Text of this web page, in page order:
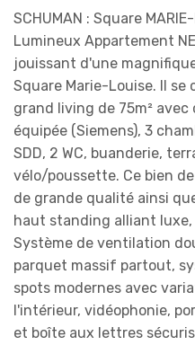
SCHUMAN : Square
Lumineux Appartement
jouissant d'une
Square Marie-Louise. Il se
grand living de 75m²
équipée (Siemens), 3
SDD, 2 WC, buanderie,
vélo/poussette. Ce bien
de grande qualité ainsi
haut standing alliant
Système de ventilation
parquet massif partout,
spots modernes avec
l'intérieur, vidéophonie,
et boîte aux lettres